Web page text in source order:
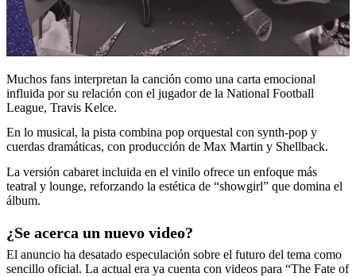
Muchos fans interpretan la canción como una carta emocional
influida por su relación con el jugador de la National Football
League, Travis Kelce.
En lo musical, la pista combina pop orquestal con synth-pop y
cuerdas dramáticas, con producción de Max Martin y Shellback.
La versión cabaret incluida en el vinilo ofrece un enfoque más
teatral y lounge, reforzando la estética de “showgirl” que domina el
álbum.
¿Se acerca un nuevo video?
El anuncio ha desatado especulación sobre el futuro del tema como
sencillo oficial. La actual era ya cuenta con videos para “The Fate of